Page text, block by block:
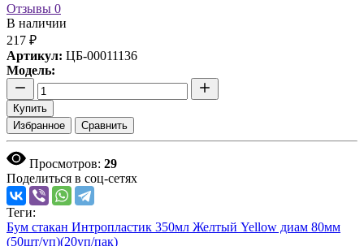
Отзывы 0
В наличии
217 ₽
Артикул: ЦБ-00011136
Модель:
Купить
Избранное
Сравнить
Просмотров: 29
Поделиться в соц-сетях
Теги:
Бум стакан Интропластик 350мл Желтый Yellow диам 80мм
(50шт/уп)(20уп/пак)